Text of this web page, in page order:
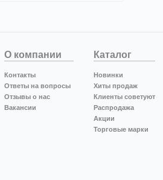
О компании
Контакты
Ответы на вопросы
Отзывы о нас
Вакансии
Каталог
Новинки
Хиты продаж
Клиенты советуют
Распродажа
Акции
Торговые марки